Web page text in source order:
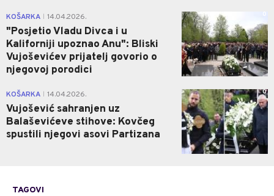
KOŠARKA 14.04.2026.
"Posjetio Vladu Divca i u
Kaliforniji upoznao Anu": Bliski
Vujoševićev prijatelj govorio o
njegovoj porodici
0
KOŠARKA 14.04.2026.
Vujošević sahranjen uz
Balaševićeve stihove: Kovčeg
spustili njegovi asovi Partizana
0
TAGOVI